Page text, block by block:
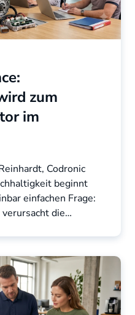
zum
im
Codronic
beginnt
einfachen Frage:
die